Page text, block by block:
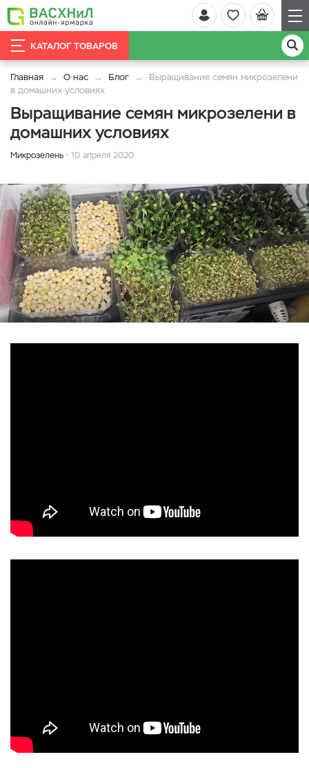
КАТАЛОГ ТОВАРОВ
Главная О нас Блог
Выращивание семян микрозелени
в домашних условиях
Выращивание семян микрозелени в
домашних условиях
Микрозелень 10 апреля 2020